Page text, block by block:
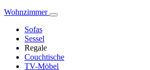
Wohnzimmer
Sofas
Sessel
Regale
Couchtische
TV-Möbel